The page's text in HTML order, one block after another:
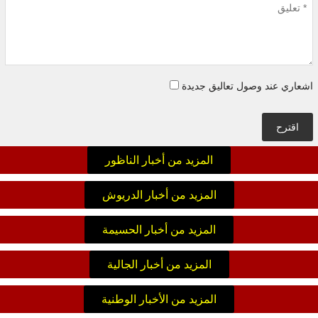
اشعاري عند وصول تعاليق جديدة
اقترح
المزيد من أخبار الناظور
المزيد من أخبار الدريوش
المزيد من أخبار الحسيمة
المزيد من أخبار الجالية
المزيد من الأخبار الوطنية